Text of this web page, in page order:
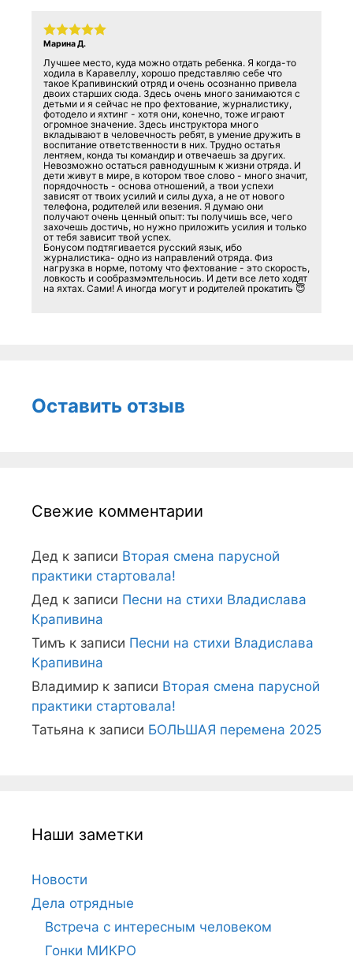
Марина Д.
Лучшее место, куда можно отдать ребенка. Я когда-то
ходила в Каравеллу, хорошо представляю себе что
такое Крапивинский отряд и очень осознанно привела
двоих старших сюда. Здесь очень много занимаются с
детьми и я сейчас не про фехтование, журналистику,
фотодело и яхтинг - хотя они, конечно, тоже играют
огромное значение. Здесь инструктора много
вкладывают в человечность ребят, в умение дружить в
воспитание ответственности в них. Трудно остатья
лентяем, конда ты командир и отвечаешь за других.
Невозможно остаться равнодушным к жизни отряда. И
дети живут в мире, в котором твое слово - много значит,
порядочность - основа отношений, а твои успехи
зависят от твоих усилий и силы духа, а не от нового
телефона, родителей или везения. Я думаю они
получают очень ценный опыт: ты получишь все, чего
захочешь достичь, но нужно приложить усилия и только
от тебя зависит твой успех.
Бонусом подтягивается русский язык, ибо
журналистика- одно из направлений отряда. Физ
нагрузка в норме, потому что фехтование - это скорость,
ловкость и сообразмэмтельносиь. И дети все лето ходят
на яхтах. Сами! А иногда могут и родителей прокатить 😇
Оставить отзыв
Свежие комментарии
Дед к записи Вторая смена парусной
практики стартовала!
Дед к записи Песни на стихи Владислава
Крапивина
Тимъ к записи Песни на стихи Владислава
Крапивина
Владимир к записи Вторая смена парусной
практики стартовала!
Татьяна к записи БОЛЬШАЯ перемена 2025
Наши заметки
Новости
Дела отрядные
Встреча с интересным человеком
Гонки МИКРО